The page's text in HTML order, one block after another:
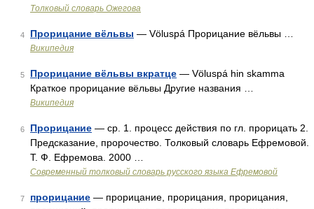
Толковый словарь Ожегова
4 Прорицание вёльвы — Völuspá Прорицание вёльвы …
Википедия
5 Прорицание вёльвы вкратце — Völuspá hin skamma
Краткое прорицание вёльвы Другие названия …
Википедия
6 Прорицание — ср. 1. процесс действия по гл. прорицать 2.
Предсказание, пророчество. Толковый словарь Ефремовой.
Т. Ф. Ефремова. 2000 …
Современный толковый словарь русского языка Ефремовой
7 прорицание — прорицание, прорицания, прорицания,